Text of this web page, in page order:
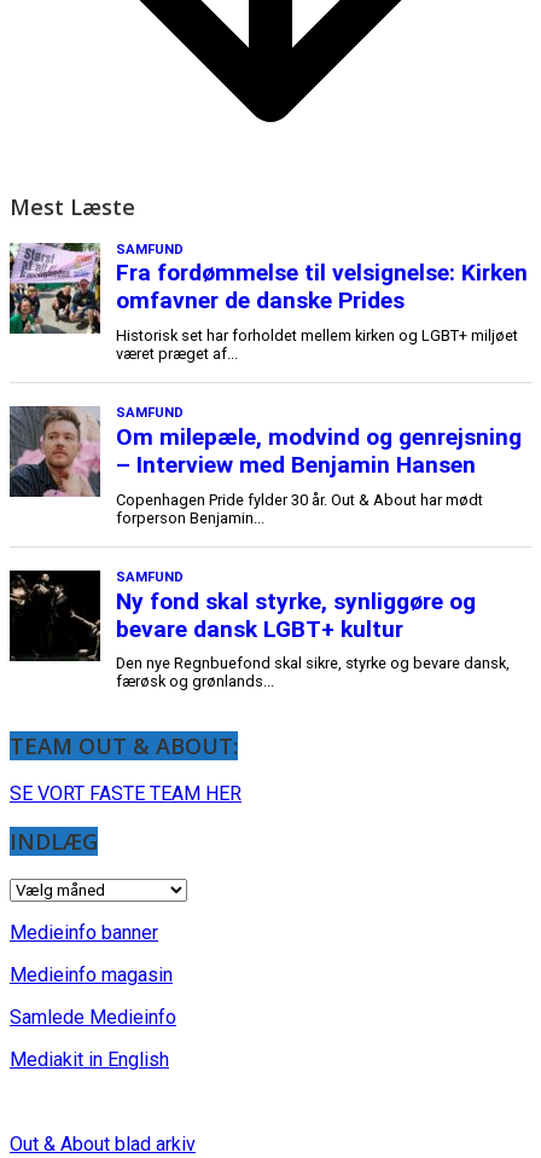
Mest Læste
TEAM OUT & ABOUT:
SE VORT FASTE TEAM HER
INDLÆG
INDLÆG
Medieinfo banner
Medieinfo magasin
Samlede Medieinfo
Mediakit in English
Out & About blad arkiv